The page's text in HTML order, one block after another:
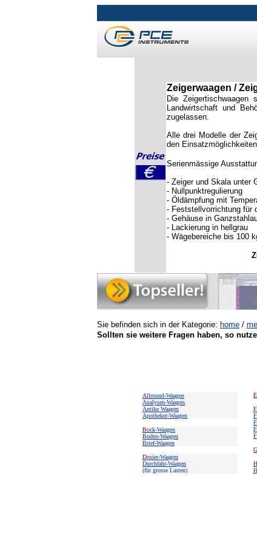
Zeigerwaagen /
Die
Landwirtschaft und
zugelassen.
Alle drei Modelle der
den
Serienmässige
- Zeiger und Skala unter
- Nullpunktregulierung
- Öldämpfung mit
- Feststellvorrichtung für
- Gehäuse in
- Lackierung in hellgrau
- Wägebereiche bis 100
Sie befinden sich in der Kategorie: home /
Sollten sie weitere Fragen haben, so
Allround-Waagen
Analysen-Waagen
Antike Waagen
Apotheker-Waagen
Bock-Waagen
Boden-Waagen
Brief-Waagen
Dosier-Waagen
Durchfahr-Waagen
(für grosse Lasten)
E
F
G
H